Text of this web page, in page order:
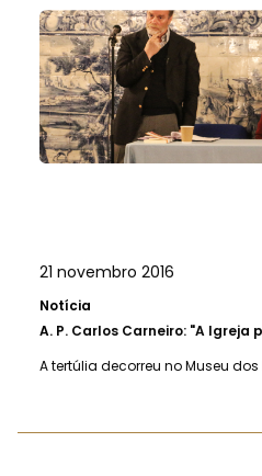
21 novembro 2016
Notícia
A. P. Carlos Carneiro: "A
A tertúlia decorreu no Museu